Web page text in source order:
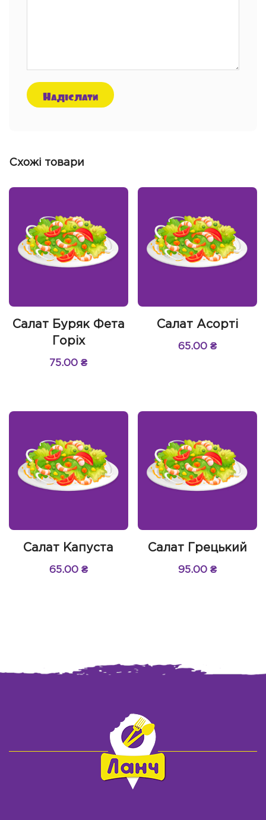
Схожі товари
Салат Буряк Фета
Горіх
75.00₴
Салат Асорті
65.00₴
Салат Капуста
65.00 ₴
Салат Грецький
95.00₴